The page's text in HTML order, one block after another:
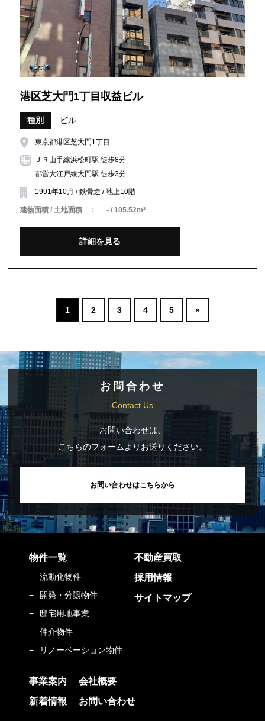
港区芝大門1丁目収益ビル
種別 ビル
東京都港区芝大門1丁目
ＪＲ山手線浜松町駅 徒歩8分
都営大江戸線大門駅 徒歩3分
1991年10月 / 鉄骨造 / 地上10階
建物面積 / 土地面積 ： - / 105.52m²
詳細を見る
1 2 3 4 5 »
お問合わせ
Contact Us
お問い合わせは、
こちらのフォームよりお送りください。
お問い合わせはこちらから
物件一覧
流動化物件
開発・分譲物件
邸宅用地事業
仲介物件
リノーベーション物件
不動産買取
採用情報
サイトマップ
事業案内
新着情報
会社概要
お問い合わせ